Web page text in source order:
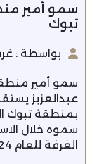
سمو أمير
تبوك
بواسطة :
سمو أمير
عبدالعزيز
بمنطقة تبوك
سموه خلال
الغرفة للعام 2024م